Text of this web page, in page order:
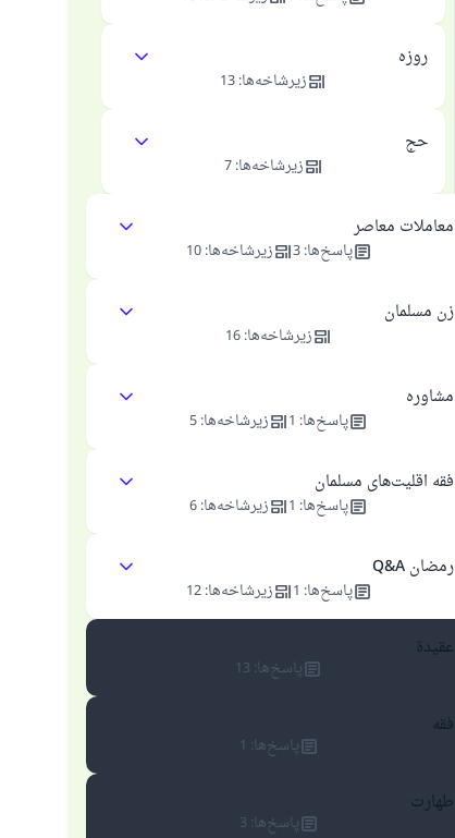
روزه
زیرشاخه‌ها:
13
حج
زیرشاخه‌ها:
7
معاملات معاصر
پاسخ‌ها:
3 زیرشاخه‌ها:
10
زن مسلمان
زیرشاخه‌ها:
16
مشاوره
پاسخ‌ها:
1 زیرشاخه‌ها:
5
فقه اقلیت‌های مسلمان
پاسخ‌ها:
1 زیرشاخه‌ها:
6
رمضان Q&A
پاسخ‌ها:
1 زیرشاخه‌ها:
12
عقيدة
پاسخ‌ها:
13
فقه
پاسخ‌ها:
1
طهارت
پاسخ‌ها:
3